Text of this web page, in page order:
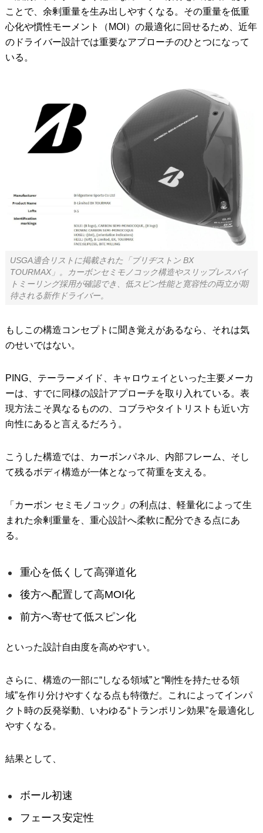
ことで、余剰重量を生み出しやすくなる。その重量を低重
心化や慣性モーメント（MOI）の最適化に回せるため、近年
のドライバー設計では重要なアプローチのひとつになって
いる。
USGA適合リストに掲載された「ブリヂストン BX
TOURMAX」。カーボンセミモノコック構造やスリップレスバイ
トミーリング採用が確認でき、低スピン性能と寛容性の両立が期
待される新作ドライバー。
もしこの構造コンセプトに聞き覚えがあるなら、それは気
のせいではない。
PING、テーラーメイド、キャロウェイといった主要メーカ
ーは、すでに同様の設計アプローチを取り入れている。表
現方法こそ異なるものの、コブラやタイトリストも近い方
向性にあると言えるだろう。
こうした構造では、カーボンパネル、内部フレーム、そし
て残るボディ構造が一体となって荷重を支える。
「カーボン セミモノコック」の利点は、軽量化によって生
まれた余剰重量を、重心設計へ柔軟に配分できる点にあ
る。
重心を低くして高弾道化
後方へ配置して高MOI化
前方へ寄せて低スピン化
といった設計自由度を高めやすい。
さらに、構造の一部に“しなる領域”と“剛性を持たせる領
域”を作り分けやすくなる点も特徴だ。これによってインパ
クト時の反発挙動、いわゆる“トランポリン効果”を最適化し
やすくなる。
結果として、
ボール初速
フェース安定性